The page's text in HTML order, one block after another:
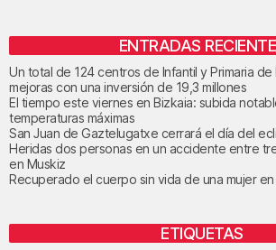
ENTRADAS
Un total de 124 centros de Infantil y Primaria de
mejoras con una inversión de 19,3 millones
El tiempo este viernes en Bizkaia: subida
temperaturas máximas
San Juan de Gaztelugatxe cerrará el día del
Heridas dos personas en un accidente entre
en Muskiz
Recuperado el cuerpo sin vida de una mujer
ETIQUETAS